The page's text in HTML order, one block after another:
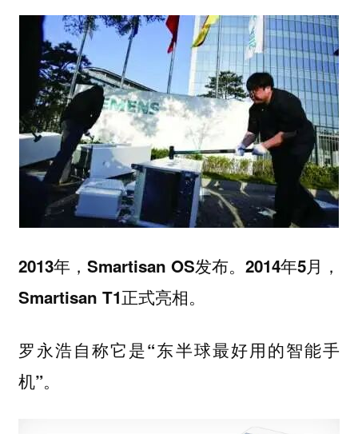
2013年，Smartisan OS发布。2014年5月，
Smartisan T1正式亮相。
罗永浩自称它是“东半球最好用的智能手
机”。